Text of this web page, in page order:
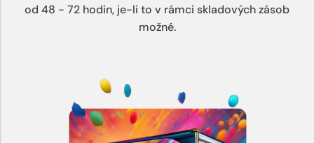
od 48 - 72 hodin, je-li to v rámci skladových zásob
možné.